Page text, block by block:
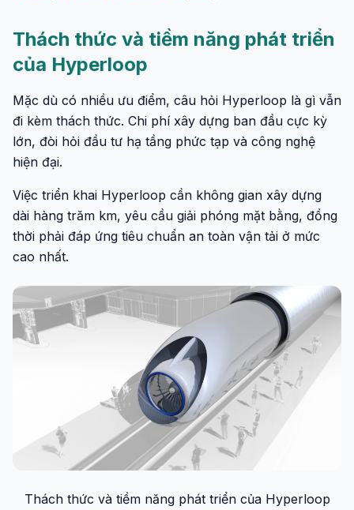
Thách thức và tiềm năng phát triển
của Hyperloop
Mặc dù có nhiều ưu điểm, câu hỏi Hyperloop là gì vẫn
đi kèm thách thức. Chi phí xây dựng ban đầu cực kỳ
lớn, đòi hỏi đầu tư hạ tầng phức tạp và công nghệ
hiện đại.
Việc triển khai Hyperloop cần không gian xây dựng
dài hàng trăm km, yêu cầu giải phóng mặt bằng, đồng
thời phải đáp ứng tiêu chuẩn an toàn vận tải ở mức
cao nhất.
Thách thức và tiềm năng phát triển của Hyperloop